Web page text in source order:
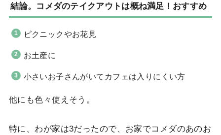
結論。コメダのテイクアウトは概ね満足！おすすめ
ピクニックやお花見
お土産に
小さいお子さんがいてカフェは入りにくい方
他にも色々使えそう。
特に、わが家は3だったので、お家でコメダのあのお